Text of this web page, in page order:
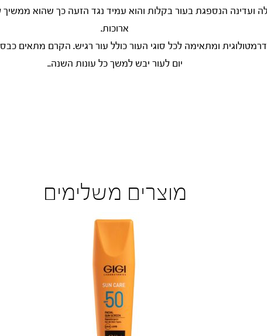
ועדינה הנספגת בעור בקלות והוא עמיד נגד הזעה כך שהוא ממשיך
ארוכות.
ומתאימה לכל סוגי העור כולל עור רגיש. הקרם מתאים
יום לעור יבש למשך כל עונות השנה..
מוצרים משלימים